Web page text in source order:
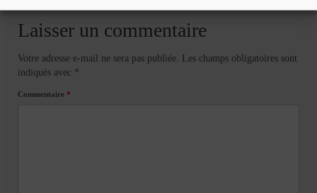
Laisser un commentaire
Votre adresse e-mail ne sera pas publiée.
Les champs obligatoires sont
indiqués avec *
Commentaire *